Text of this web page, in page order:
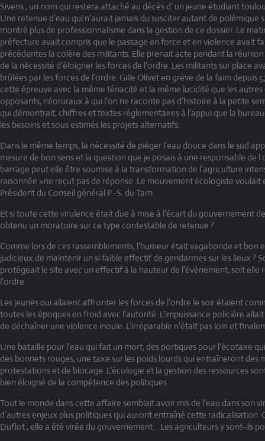
Sivens , un nom qui restera attaché au décès d’ un jeune étudiant
Une retenue d’eau qui n’aurait jamais du susciter autant de polémique
montré plus de professionnalisme dans la gestion de ce dossier. Le
préfecture avait compris que le passage en force et en violence avait
précédentes la colère des militants. Elle prenait acte pendant la
de la nécessité d’éloigner les forces de l’ordre. Les militants sur place
brûlées par les forces de l’ordre. Gille Olivet en grève de la faim depuis
cette épreuve avec la même ténacité et la même lucidité que les
opposants, néoruraux à qui l’on ne raconte pas d’histoire à la petite
qui démontrait, chiffres et textes réglementaires à l’appui que la
les besoins et sous estimés les projets alternatifs.
Dans le même temps, la nécessité de piéger l’eau douce dans le sud
mesure de bon sens et la question que je posais à une responsable de l
barrage peut elle être soumise à la transformation de l’agriculture
raisonnée »ne reçut pas de réponse .Le mouvement écologiste voulait
Président du Conseil général P.-S. du Tarn.
Et si toute cette virulence était due à mise à l’écart du gouvernement
obtenu un moratoire sur ce type contestable de retenue ?
Comme lors de ces rassemblements, l’humeur était vagabonde et bon
judicieux de maintenir un si faible effectif de gendarmes sur les lieux ?
protégeait le site avec un effectif à la hauteur de l’évènement, soit elle
l’ordre.
Les jeunes qui allaient affronter les forces de l’ordre le soir étaient
toutes les époques en froid avec l’autorité .L’impuissance policière
de déchaîner une violence inouïe. L’irréparable n’était pas loin et
Une bataille pour l’eau qui fait un mort, des portiques pour l’écotaxe
des bonnets rouges, une taxe sur les poids lourds qui entraîneront des
protestations et de blocage..L’écologie et la gestion des ressources
bien éloigné de la compétence des politiques.
Tout le monde dans cette affaire semblait avoir mis de l’eau dans son
d’autres enjeux plus politiques qui auront entraîné cette radicalisation.
Duflot , elle a été virée du gouvernement …Les agriculteurs y sont-ils